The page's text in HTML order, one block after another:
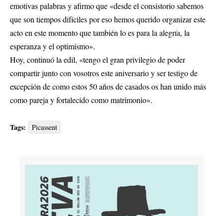
emotivas palabras y afirmo que «desde el consistorio sabemos
que son tiempos difíciles por eso hemos querido organizar este
acto en este momento que también lo es para la alegría, la
esperanza y el optimismo».
Hoy, continuó la edil, «tengo el gran privilegio de poder
compartir junto con vosotros este aniversario y ser testigo de
excepción de como estos 50 años de casados os han unido más
como pareja y fortalecido como matrimonio».
Tags: Picassent